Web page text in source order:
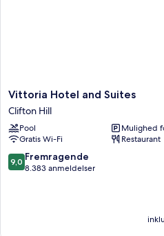
Vittoria
Hotel
and
Suites
Clifton
Hill
Vittoria Hotel and Suites
Clifton Hill
Pool
Mulighed
Gratis Wi-Fi
Restaurant
9.0
ud
9,0 Fremragende
8.383 anmeldelser